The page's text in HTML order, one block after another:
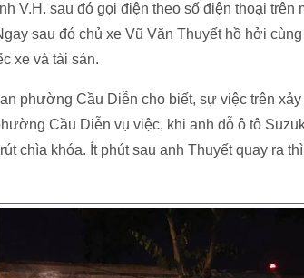
V.H. sau đó gọi điện theo số điện thoại trên
sau đó chủ xe Vũ Văn Thuyết hồ hởi
xe và tài sản.
phường Cầu Diễn cho biết, sự việc trên
Cầu Diễn vụ việc, khi anh đỗ ô tô
chìa khóa. Ít phút sau anh Thuyết quay ra